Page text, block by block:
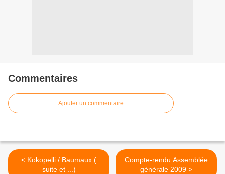
Commentaires
Ajouter un commentaire
< Kokopelli / Baumaux (
suite et ...)
Compte-rendu Assemblée
générale 2009 >